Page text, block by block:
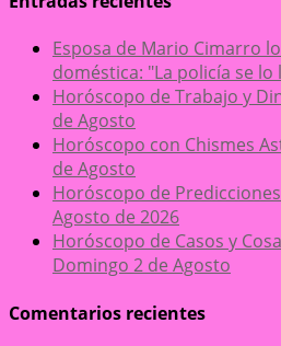
Esposa de Mario Cimarro
doméstica: "La policía se lo
Horóscopo de Trabajo y
de Agosto
Horóscopo con Chismes
de Agosto
Horóscopo de
Agosto de 2026
Horóscopo de Casos y
Domingo 2 de Agosto
Comentarios recientes